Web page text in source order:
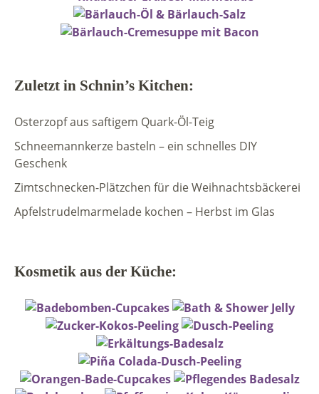
Zuletzt in Schnin’s Kitchen:
Osterzopf aus saftigem Quark-Öl-Teig
Schneemannkerze basteln – ein schnelles DIY
Geschenk
Zimtschnecken-Plätzchen für die Weihnachtsbäckerei
Apfelstrudelmarmelade kochen – Herbst im Glas
Kosmetik aus der Küche: